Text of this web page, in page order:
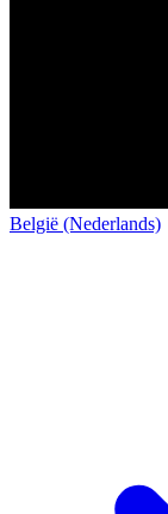
België (Nederlands)